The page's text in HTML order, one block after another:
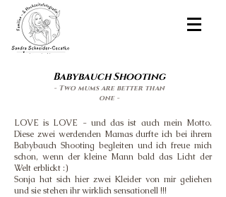
Babybauch Shooting
- Two mums are better than
one -
LOVE is LOVE - und das ist auch mein Motto.
Diese zwei werdenden Mamas durfte ich bei ihrem
Babybauch Shooting begleiten und ich freue mich
schon, wenn der kleine Mann bald das Licht der
Welt erblickt :)
Sonja hat sich hier zwei Kleider von mir geliehen
und sie stehen ihr wirklich sensationell !!!